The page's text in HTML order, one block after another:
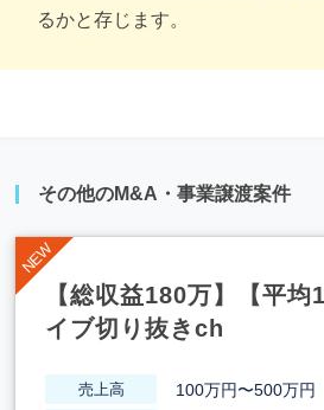
るかと存じます。
その他のM&A・事業譲渡案件
【総収益180万】【平均
イブ切り抜きch
売上高 100万円〜500万円